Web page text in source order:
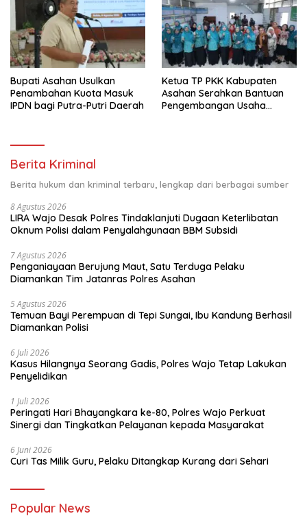
Bupati Asahan Usulkan
Penambahan Kuota Masuk
IPDN bagi Putra-Putri Daerah
Ketua TP PKK Kabupaten
Asahan Serahkan Bantuan
Pengembangan Usaha
Berita Kriminal
Berita hukum dan kriminal terbaru, lengkap dari berbagai sumber
8 Agustus 2026
LIRA Wajo Desak Polres Tindaklanjuti Dugaan Keterlibatan
Oknum Polisi dalam Penyalahgunaan BBM Subsidi
7 Agustus 2026
Penganiayaan Berujung Maut, Satu Terduga Pelaku
Diamankan Tim Jatanras Polres Asahan
5 Agustus 2026
Temuan Bayi Perempuan di Tepi Sungai, Ibu Kandung Berhasil
Diamankan Polisi
6 Juli 2026
Kasus Hilangnya Seorang Gadis, Polres Wajo Tetap Lakukan
Penyelidikan
1 Juli 2026
Peringati Hari Bhayangkara ke-80, Polres Wajo Perkuat
Sinergi dan Tingkatkan Pelayanan kepada Masyarakat
6 Juni 2026
Curi Tas Milik Guru, Pelaku Ditangkap Kurang dari Sehari
Popular News